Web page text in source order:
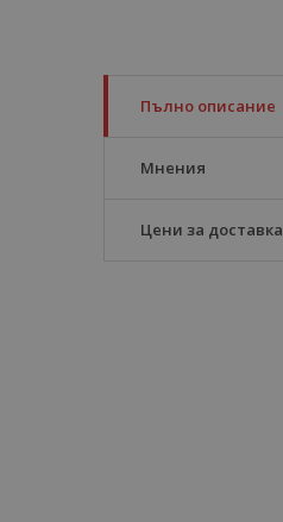
Пълно описание
Мнения
Цени за доставка